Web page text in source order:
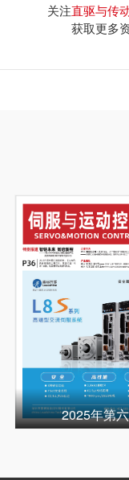
关注直驱与传
获取更多
2025年第